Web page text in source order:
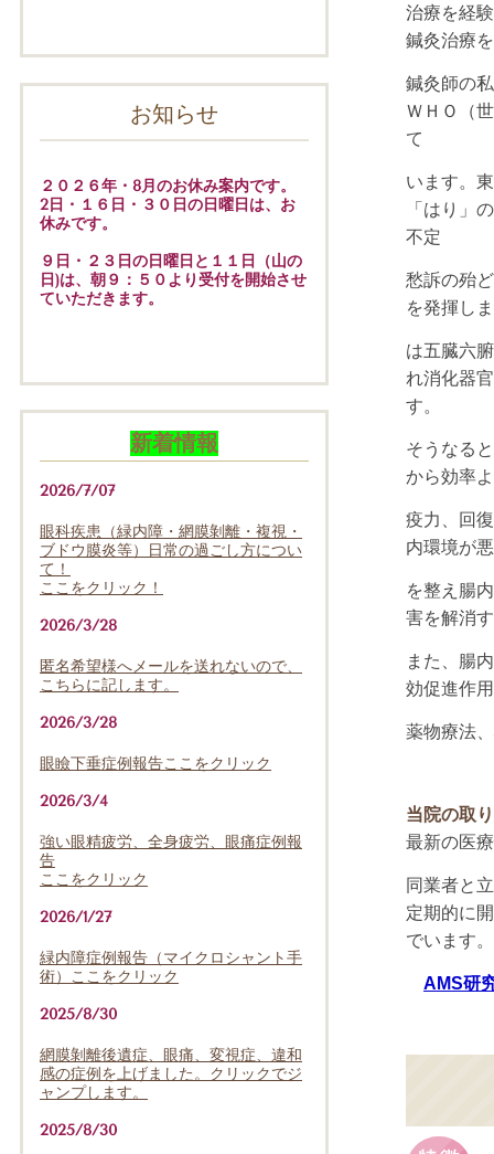
治療を経
鍼灸治療
鍼灸師の
ＷＨＯ（
て
い ます。
「はり」
不定
愁訴の殆
を発揮し
は五臓六
れ消化器
す。
そうなる
から効率
疫力、回
内環境が
を整え腸
害を解消
また、腸
効促進作
薬物療法
当院の取
最新の医
同業者と
定期的に
でいます。
AMS研
お知らせ
２０２６年・8月のお休み案内です。
2日・１６日・３０日の日曜日は、お
休みです。
９日・２３日の日曜日と１１日（山の
日)は、朝９：５０より受付を開始させ
ていただきます。
新着情報
2026/7/07
眼科疾患（緑内障・網膜剝離・複視・
ブドウ膜炎等）日常の過ごし方につい
て！
ここをクリック！
2026/3/28
匿名希望様へメールを送れないので、
こちらに記します。
2026/3/28
眼瞼下垂症例報告ここをクリック
2026/3/4
強い眼精疲労、全身疲労、眼痛症例報
告
ここをクリック
2026/1/27
緑内障症例報告（マイクロシャント手
術）ここをクリック
2025/8/30
網膜剝離後遺症、眼痛、変視症、違和
感の症例を上げました。クリックでジ
ャンプします。
2025/8/30